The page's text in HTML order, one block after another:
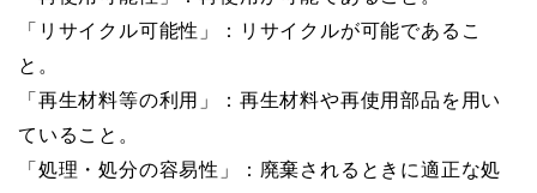
「リサイクル可能性」：リサイクルが可能であるこ
と。
「再生材料等の利用」：再生材料や再使用部品を用い
ていること。
「処理・処分の容易性」：廃棄されるときに適正な処